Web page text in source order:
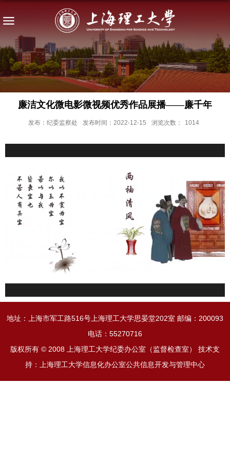
廉洁文化微电影微视频优秀作品展播——廉千年
发布：纪委监察处 发布时间：2022-12-15 浏览次数： 1014
地址：上海市军工路516号上海理工大学思晏堂202室 邮编：200093
电话：55270716
版权所有 © 2008 上海理工大学纪委办公室（监督检查室） 技术支
持：上海理工大学信息化办公室公共信息开发与管理中心